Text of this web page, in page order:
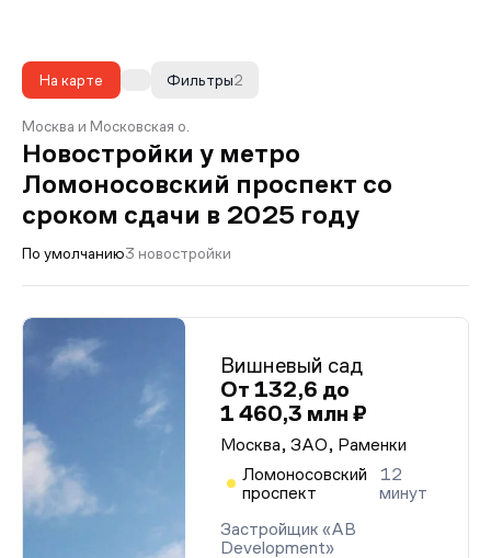
На карте 2
Фильтры
Москва и Московская о.
Новостройки у метро
Ломоносовский проспект со
сроком сдачи в 2025 году
По умолчанию3 новостройки
Вишневый сад
От 132,6 до
1 460,3 млн ₽
Москва, ЗАО, Раменки
Ломоносовский
проспект
12
минут
Застройщик «AB
Development»